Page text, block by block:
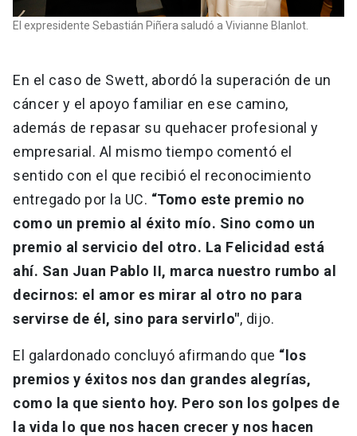
El expresidente Sebastián Piñera saludó a Vivianne Blanlot.
En el caso de Swett, abordó la superación de un
cáncer y el apoyo familiar en ese camino,
además de repasar su quehacer profesional y
empresarial. Al mismo tiempo comentó el
sentido con el que recibió el reconocimiento
entregado por la UC. “Tomo este premio no
como un premio al éxito mío. Sino como un
premio al servicio del otro. La Felicidad está
ahí. San Juan Pablo II, marca nuestro rumbo al
decirnos: el amor es mirar al otro no para
servirse de él, sino para servirlo", dijo.
El galardonado concluyó afirmando que “los
premios y éxitos nos dan grandes alegrías,
como la que siento hoy. Pero son los golpes de
la vida lo que nos hacen crecer y nos hacen